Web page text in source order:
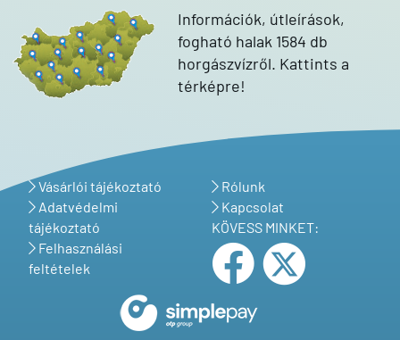
Információk, útleírások,
fogható halak 1584 db
horgászvízről. Kattints a
térképre!
Vásárlói tájékoztató
Adatvédelmi
tájékoztató
Felhasználási
feltételek
Rólunk
Kapcsolat
KÖVESS MINKET: